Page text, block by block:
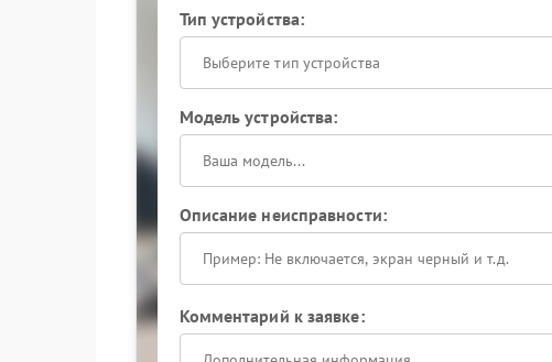
Тип устройства:
Выберите тип устройства
Модель устройства:
Описание неисправности:
Комментарий к заявке: